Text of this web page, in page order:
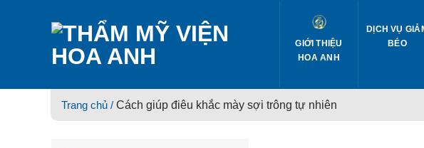
GIỚI THIỆU
HOA ANH
DỊCH VỤ
BÉO
Trang chủ / Cách giúp điêu khắc mày sợi trông tự nhiên